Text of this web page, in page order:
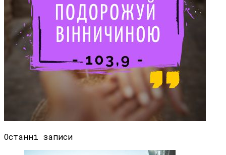
Останні записи